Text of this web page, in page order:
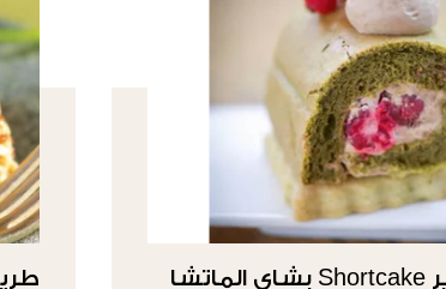
طريقة تحضير Shortcake بشاي الماتشا